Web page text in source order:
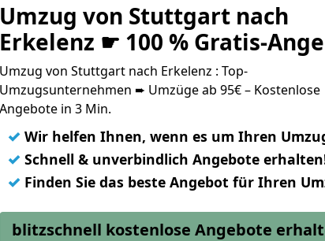
Umzug von Stuttgart nach
Erkelenz ☛ 100 % Gratis-
Umzug von Stuttgart nach Erkelenz : Top-
Umzugsunternehmen ➨ Umzüge ab 95€ – Kostenlose
Angebote in 3 Min.
✓ Wir helfen Ihnen, wenn es um Ihren
✓ Schnell & unverbindlich Angebote
✓ Finden Sie das beste Angebot für Ihren
blitzschnell kostenlose Angebote